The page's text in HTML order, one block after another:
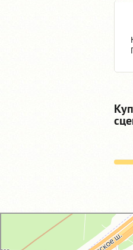
GM-City&VAG-Repair
Автосервис, автотехцентр в Москве
Магазин автозапчастей и